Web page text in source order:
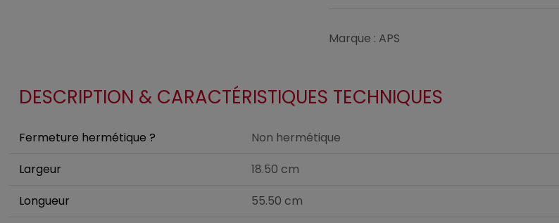
Marque : APS
DESCRIPTION & CARACTÉRISTIQUES TECHNIQUES
Fermeture hermétique ?
Non hermétique
Largeur
18.50 cm
Longueur
55.50 cm